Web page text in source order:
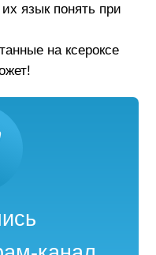
язык понять при
на ксероксе